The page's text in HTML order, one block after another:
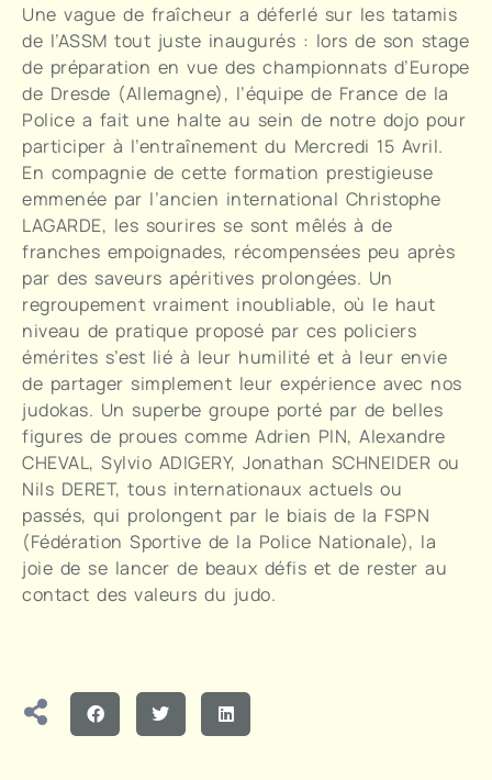
Une vague de fraîcheur a déferlé sur les tatamis
de l’ASSM tout juste inaugurés : lors de son stage
de préparation en vue des championnats d’Europe
de Dresde (Allemagne), l’équipe de France de la
Police a fait une halte au sein de notre dojo pour
participer à l’entraînement du Mercredi 15 Avril.
En compagnie de cette formation prestigieuse
emmenée par l’ancien international Christophe
LAGARDE, les sourires se sont mêlés à de
franches empoignades, récompensées peu après
par des saveurs apéritives prolongées. Un
regroupement vraiment inoubliable, où le haut
niveau de pratique proposé par ces policiers
émérites s’est lié à leur humilité et à leur envie
de partager simplement leur expérience avec nos
judokas. Un superbe groupe porté par de belles
figures de proues comme Adrien PIN, Alexandre
CHEVAL, Sylvio ADIGERY, Jonathan SCHNEIDER ou
Nils DERET, tous internationaux actuels ou
passés, qui prolongent par le biais de la FSPN
(Fédération Sportive de la Police Nationale), la
joie de se lancer de beaux défis et de rester au
contact des valeurs du judo.